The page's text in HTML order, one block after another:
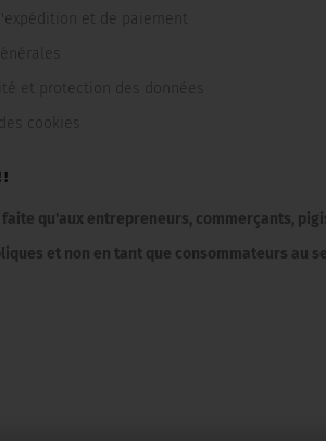
et de paiement
et protection des données
cookies
!
faite qu'aux entrepreneurs, commerçants,
et non en tant que consommateurs au